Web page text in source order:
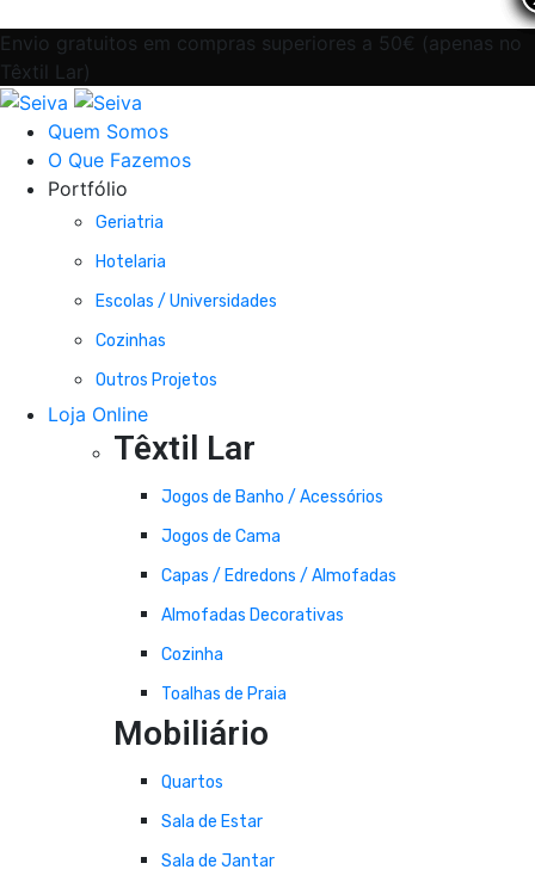
Envio gratuitos em compras superiores a 50€ (apenas no
Têxtil Lar)
Quem Somos
O Que Fazemos
Portfólio
Geriatria
Hotelaria
Escolas / Universidades
Cozinhas
Outros Projetos
Loja Online
Têxtil Lar
Jogos de Banho / Acessórios
Jogos de Cama
Capas / Edredons / Almofadas
Almofadas Decorativas
Cozinha
Toalhas de Praia
Mobiliário
Quartos
Sala de Estar
Sala de Jantar